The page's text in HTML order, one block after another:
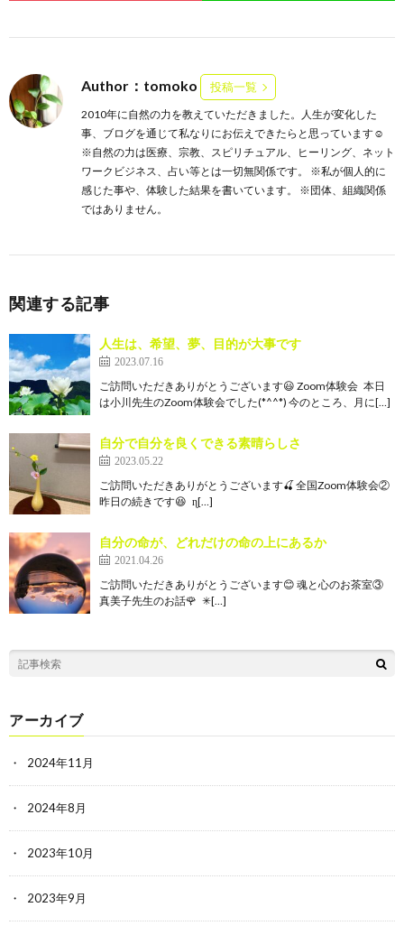
Author：tomoko 投稿一覧
2010年に自然の力を教えていただきました。人生が変化した
事、ブログを通じて私なりにお伝えできたらと思っています☺️
※自然の力は医療、宗教、スピリチュアル、ヒーリング、ネット
ワークビジネス、占い等とは一切無関係です。 ※私が個人的に
感じた事や、体験した結果を書いています。 ※団体、組織関係
ではありません。
関連する記事
人生は、希望、夢、目的が大事です
2023.07.16
ご訪問いただきありがとうございます😃 Zoom体験会 本日
は小川先生のZoom体験会でした(*^^*) 今のところ、月に[…]
自分で自分を良くできる素晴らしさ
2023.05.22
ご訪問いただきありがとうございます🍒 全国Zoom体験会②
昨日の続きです😆 ɳ[…]
自分の命が、どれだけの命の上にあるか
2021.04.26
ご訪問いただきありがとうございます😊 魂と心のお茶室③
真美子先生のお話🌹 ✳[…]
アーカイブ
2024年11月
2024年8月
2023年10月
2023年9月